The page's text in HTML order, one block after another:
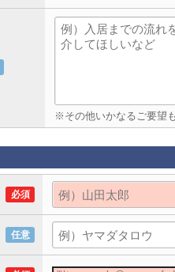
※その他いかなるご要望
必須
任意